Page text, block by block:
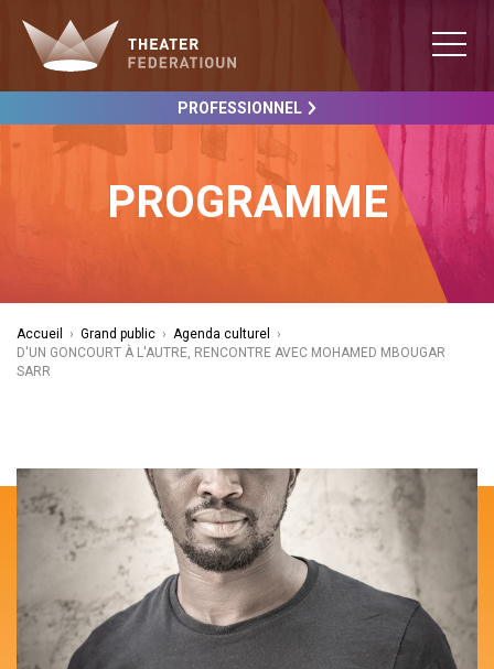
PROFESSIONNEL
PROGRAMME
Accueil › Grand public › Agenda culturel
›
D'UN GONCOURT À L'AUTRE, RENCONTRE AVEC MOHAMED MBOUGAR
SARR